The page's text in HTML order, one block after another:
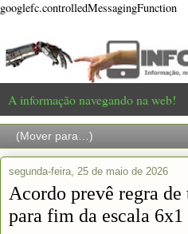
googlefc.controlledMessagingFunction
A informação navegando na web!
segunda-feira, 25 de maio de 2026
Acordo prevê regra
para fim da escala 6x1